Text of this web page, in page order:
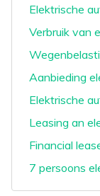
Elektrische
Verbruik van
Aanbieding
Elektrische
Leasing an
Financial
7 persoons